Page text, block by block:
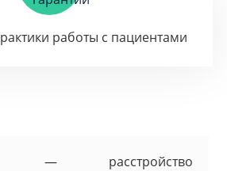
работы с пациентами
— расстройство